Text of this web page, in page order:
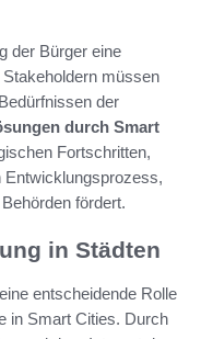
der Bürger eine
müssen
der
durch Smart
Fortschritten,
Entwicklungsprozess,
fördert.
in Städten
entscheidende Rolle
in Smart Cities. Durch